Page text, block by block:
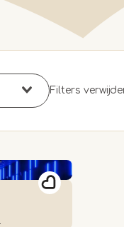
Filters